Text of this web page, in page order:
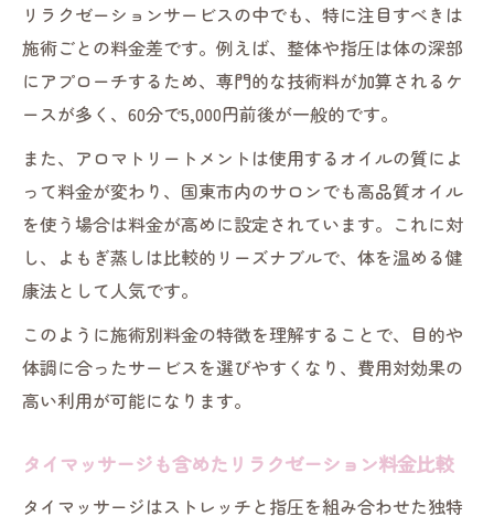
リラクゼーションサービスの中でも、特に注目すべきは
施術ごとの料金差です。例えば、整体や指圧は体の深部
にアプローチするため、専門的な技術料が加算されるケ
ースが多く、60分で5,000円前後が一般的です。
また、アロマトリートメントは使用するオイルの質によ
って料金が変わり、国東市内のサロンでも高品質オイル
を使う場合は料金が高めに設定されています。これに対
し、よもぎ蒸しは比較的リーズナブルで、体を温める健
康法として人気です。
このように施術別料金の特徴を理解することで、目的や
体調に合ったサービスを選びやすくなり、費用対効果の
高い利用が可能になります。
タイマッサージも含めたリラクゼーション料金比較
タイマッサージはストレッチと指圧を組み合わせた独特